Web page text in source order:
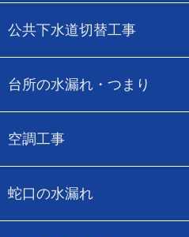
公共下水道切替工事
台所の水漏れ・つまり
空調工事
蛇口の水漏れ